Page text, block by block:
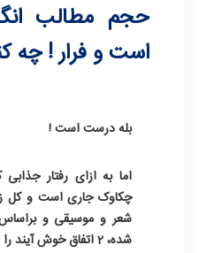
حجم مطالب
است و فرار ! چه
بله درست است !
اما به ازای رفتار
چکاوک جاری است و کل
شعر و موسیقی و
شده، 2 اتفاق خوش آیند را شاهد خواهیم بود :